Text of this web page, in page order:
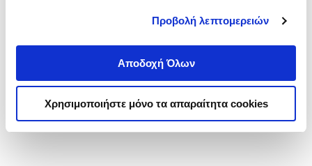
Προβολή λεπτομερειών
Αποδοχή Όλων
Χρησιμοποιήστε μόνο τα απαραίτητα cookies